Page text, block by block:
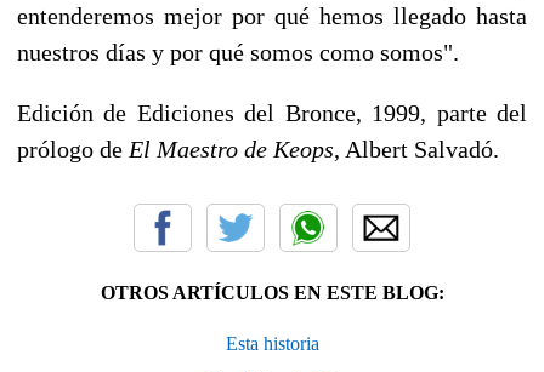
entenderemos mejor por qué hemos llegado hasta
nuestros días y por qué somos como somos".
Edición de Ediciones del Bronce, 1999, parte del
prólogo de El Maestro de Keops, Albert Salvadó.
OTROS ARTÍCULOS EN ESTE BLOG:
Esta historia